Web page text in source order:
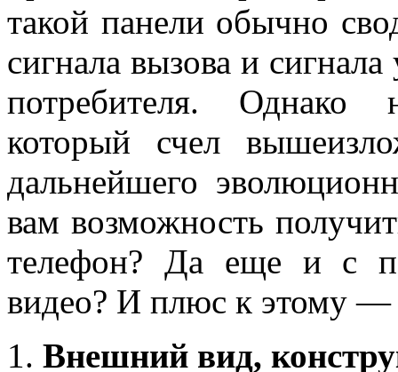
такой панели обычно
сигнала вызова и
потребителя. Однако
который счел
дальнейшего
вам возможность
телефон? Да еще и с
видео? И плюс к этому —
Внешний вид,